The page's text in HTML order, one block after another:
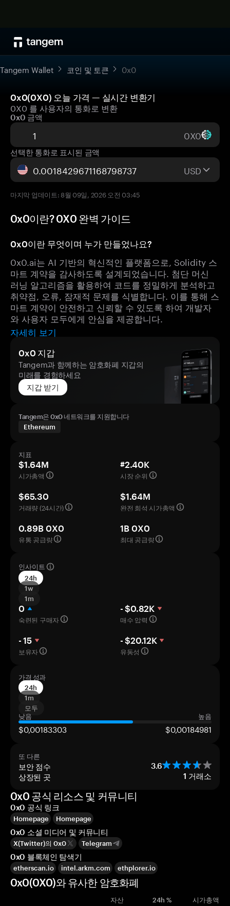
Tangem Wallet 코인 및 토큰 0x0
0x0(0X0) 오늘 가격 — 실시간 변환기
0X0 를 사용자의 통화로 변환
0x0 금액
0X0
선택한 통화로 표시된 금액
USD
마지막 업데이트: 8월 09일, 2026 오전 03:45
0x0이란? 0X0 완벽 가이드
0x0이란 무엇이며 누가 만들었나요?
0x0.ai는 AI 기반의 혁신적인 플랫폼으로, Solidity 스
마트 계약을 감사하도록 설계되었습니다. 첨단 머신
러닝 알고리즘을 활용하여 코드를 정밀하게 분석하고
취약점, 오류, 잠재적 문제를 식별합니다. 이를 통해 스
마트 계약이 안전하고 신뢰할 수 있도록 하여 개발자
와 사용자 모두에게 안심을 제공합니다.
자세히 보기
0x0 지갑
Tangem과 함께하는 암호화폐 지갑의
미래를 경험하세요
지갑 받기
Tangem은 0x0 네트워크를 지원합니다
Ethereum
지표
$1.64M
시가총액
#2.40K
시장 순위
$65.30
거래량 (24시간)
$1.64M
완전 희석 시가총액
0.89B 0X0
유통 공급량
1B 0X0
최대 공급량
인사이트
24h
1w
1m
0
숙련된 구매자
- $0.82K
매수 압력
- 15
보유자
- $20.12K
유동성
가격 성과
24h
1m
모두
낮음
높음
$0,00183303 $0,00184981
또 다른
보안 점수 3.6
상장된 곳 1 거래소
0x0 공식 리소스 및 커뮤니티
0x0 공식 링크
Homepage Homepage
0x0 소셜 미디어 및 커뮤니티
X(Twitter)의 0x0 Telegram
0x0 블록체인 탐색기
etherscan.io intel.arkm.com ethplorer.io
0x0(0X0)와 유사한 암호화폐
자산 24h % 시가총액